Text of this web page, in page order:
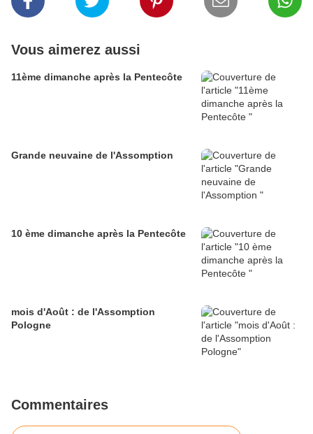
Vous aimerez aussi
11ème dimanche après la Pentecôte
Grande neuvaine de l'Assomption
10 ème dimanche après la Pentecôte
mois d'Août : de l'Assomption
Pologne
Commentaires